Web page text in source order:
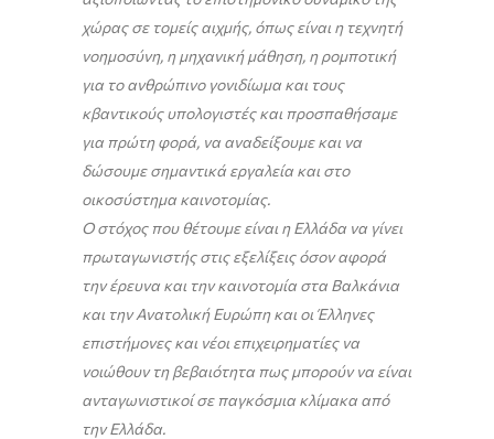
χώρας σε τομείς αιχμής, όπως είναι η τεχνητή
νοημοσύνη, η μηχανική μάθηση, η ρομποτική
για το ανθρώπινο γονιδίωμα και τους
κβαντικούς υπολογιστές και προσπαθήσαμε
για πρώτη φορά, να αναδείξουμε και να
δώσουμε σημαντικά εργαλεία και στο
οικοσύστημα καινοτομίας.
Ο στόχος που θέτουμε είναι η Ελλάδα να γίνει
πρωταγωνιστής στις εξελίξεις όσον αφορά
την έρευνα και την καινοτομία στα Βαλκάνια
και την Ανατολική Ευρώπη και οι Έλληνες
επιστήμονες και νέοι επιχειρηματίες να
νοιώθουν τη βεβαιότητα πως μπορούν να είναι
ανταγωνιστικοί σε παγκόσμια κλίμακα από
την Ελλάδα.